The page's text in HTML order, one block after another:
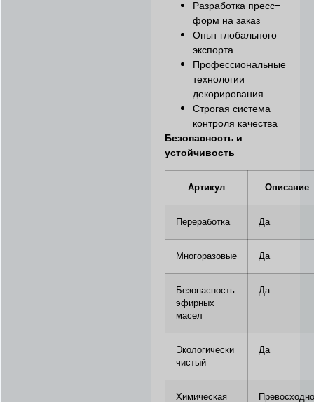
Разработка пресс-
форм на заказ
Опыт глобального
экспорта
Профессиональные
технологии
декорирования
Строгая система
контроля качества
Безопасность и
устойчивость
Артикул Описание
Переработка Да
Многоразовые Да
Безопасность
эфирных
масел
Да
Экологически
чистый
Да
Химическая